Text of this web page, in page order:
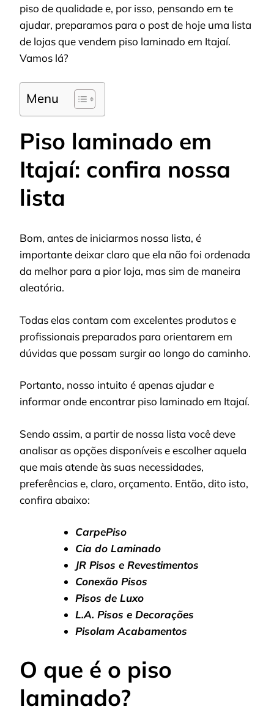
piso de qualidade e, por isso, pensando em te
ajudar, preparamos para o post de hoje uma lista
de lojas que vendem piso laminado em Itajaí.
Vamos lá?
Menu
Piso laminado em
Itajaí: confira nossa
lista
Bom, antes de iniciarmos nossa lista, é
importante deixar claro que ela não foi ordenada
da melhor para a pior loja, mas sim de maneira
aleatória.
Todas elas contam com excelentes produtos e
profissionais preparados para orientarem em
dúvidas que possam surgir ao longo do caminho.
Portanto, nosso intuito é apenas ajudar e
informar onde encontrar piso laminado em Itajaí.
Sendo assim, a partir de nossa lista você deve
analisar as opções disponíveis e escolher aquela
que mais atende às suas necessidades,
preferências e, claro, orçamento. Então, dito isto,
confira abaixo:
CarpePiso
Cia do Laminado
JR Pisos e Revestimentos
Conexão Pisos
Pisos de Luxo
L.A. Pisos e Decorações
Pisolam Acabamentos
O que é o piso
laminado?